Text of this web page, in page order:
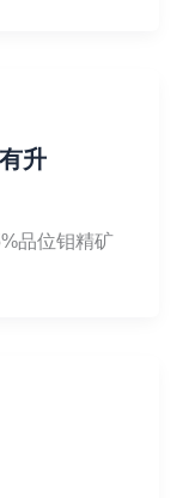
升
品位钼精矿